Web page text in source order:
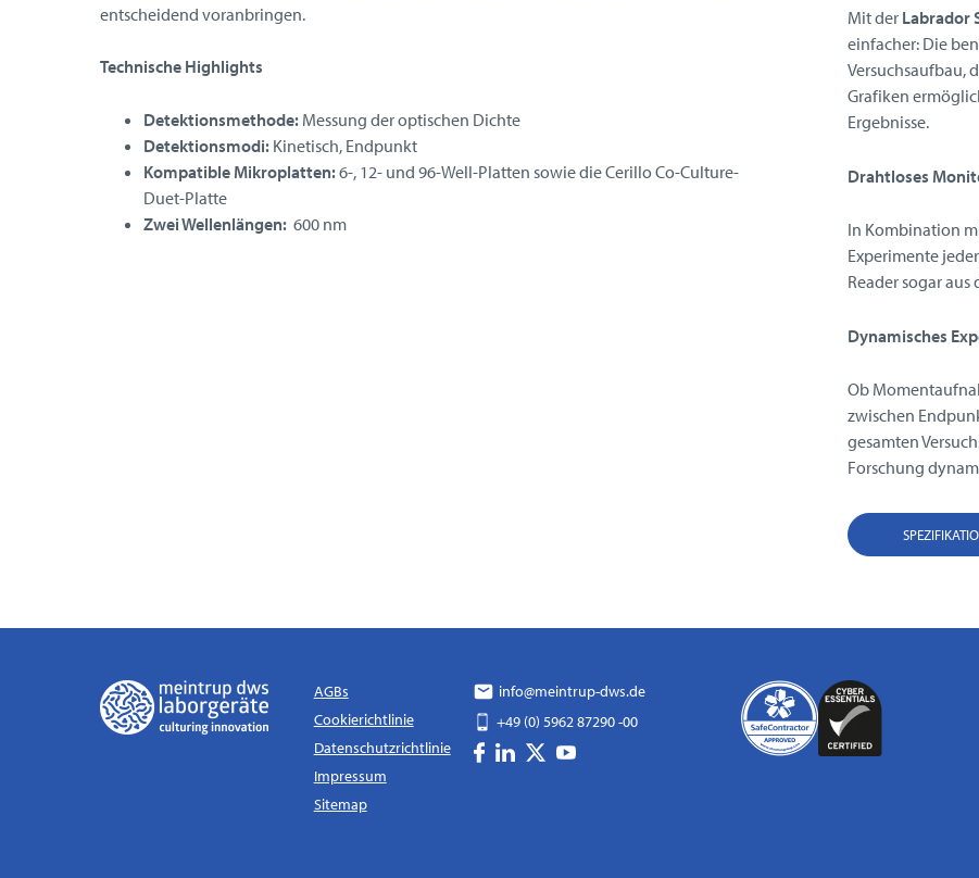
entscheidend voranbringen.
Technische Highlights
Detektionsmethode: Messung der optischen Dichte
Detektionsmodi: Kinetisch, Endpunkt
Kompatible Mikroplatten:6-, 12- und 96-Well-Platten sowie die Cerillo Co-Culture-
Duet-Platte
Zwei Wellenlängen: 600 nm
Mit der Labrador
einfacher: Die
Versuchsaufbau,
Grafiken
Ergebnisse.
Drahtloses
In Kombination
Experimente
Reader sogar aus
Dynamisches
Ob
zwischen
gesamten
Forschung
AGBs
Cookierichtlinie
Datenschutzrichtlinie
Impressum
Sitemap
info@meintrup-dws.de
+49 (0) 5962 87290 -00